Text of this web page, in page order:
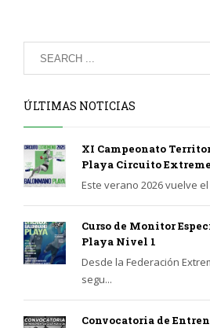
ÚLTIMAS NOTICIAS
XI Campeonato
Playa Circuito
Este verano 2026 vuelve
Curso de Monitor
Playa Nivel 1
Desde la Federación
segu...
Convocatoria de